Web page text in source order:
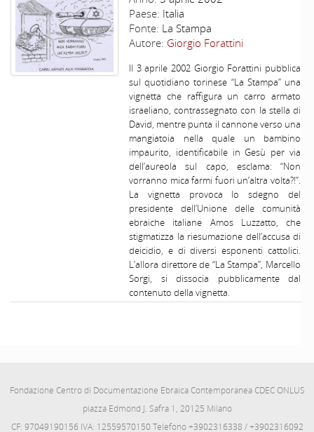
Paese: Italia
Fonte: La Stampa
Autore: Giorgio Forattini
Il 3 aprile 2002 Giorgio Forattini pubblica
sul quotidiano torinese “La Stampa” una
vignetta che raffigura un carro armato
israeliano, contrassegnato con la stella di
David, mentre punta il cannone verso una
mangiatoia nella quale un bambino
impaurito, identificabile in Gesù per via
dell’aureola sul capo, esclama: “Non
vorranno mica farmi fuori un’altra volta?!”.
La vignetta provoca lo sdegno del
presidente dell’Unione delle comunità
ebraiche italiane Amos Luzzatto, che
stigmatizza la riesumazione dell’accusa di
deicidio, e di diversi esponenti cattolici.
L’allora direttore de “La Stampa”, Marcello
Sorgi, si dissocia pubblicamente dal
contenuto della vignetta.
Fondazione Centro di Documentazione Ebraica Contemporanea CDEC ONLUS
piazza Edmond J. Safra 1, 20125 Milano
CF: 97049190156 IVA: 12559570150 Telefono +3902316338 / +3902316092